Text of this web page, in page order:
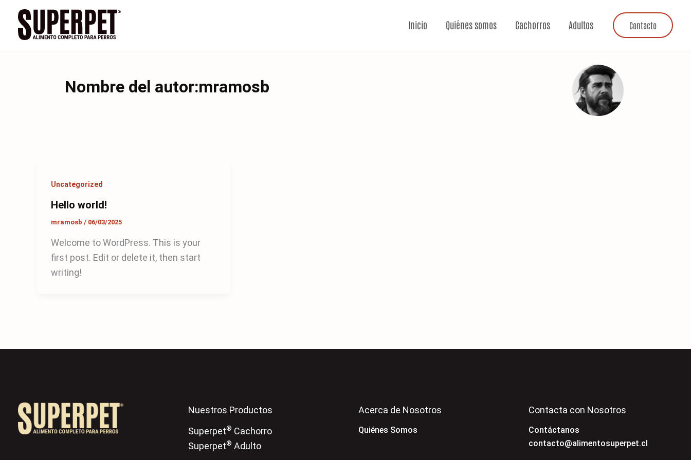
contenido
Inicio Quiénes somos Cachorros Adultos Contacto
Nombre del autor:mramosb
Uncategorized
Hello world!
mramosb / 06/03/2025
Welcome to WordPress. This is your
first post. Edit or delete it, then start
writing!
Nuestros Productos
Superpet® Cachorro
Superpet® Adulto
Acerca de Nosotros
Quiénes Somos
Contacta con Nosotros
Contáctanos
contacto@alimentosuperpet.cl